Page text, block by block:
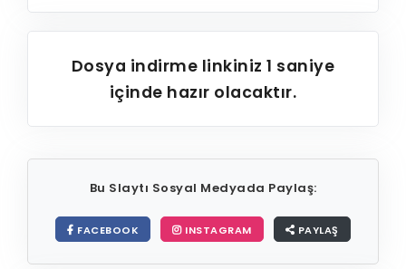
Dosya indirme linkiniz1 saniye
içinde hazır olacaktır.
Bu Slaytı Sosyal Medyada Paylaş:
FACEBOOK INSTAGRAM PAYLAŞ